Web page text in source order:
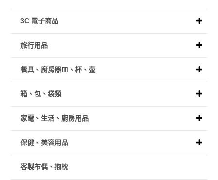
3C 電子商品
旅行用品
餐具、廚房器皿、杯、壺
箱、包、袋類
家電、生活、廚房用品
保健、美容用品
客製布偶、抱枕